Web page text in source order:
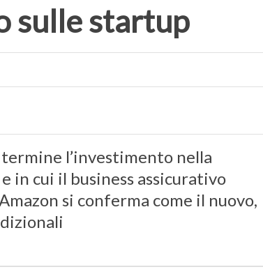
sulle startup
l’investimento nella
in cui il business assicurativo
si conferma come il nuovo,